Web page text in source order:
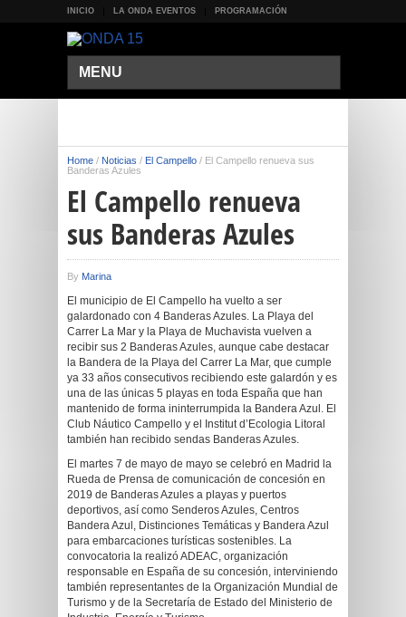
INICIO LA ONDA EVENTOS PROGRAMACIÓN
MENU
Home / Noticias / El Campello / El Campello renueva sus
Banderas Azules
El Campello renueva
sus Banderas Azules
By Marina
El municipio de El Campello ha vuelto a ser
galardonado con 4 Banderas Azules. La Playa del
Carrer La Mar y la Playa de Muchavista vuelven a
recibir sus 2 Banderas Azules, aunque cabe destacar
la Bandera de la Playa del Carrer La Mar, que cumple
ya 33 años consecutivos recibiendo este galardón y es
una de las únicas 5 playas en toda España que han
mantenido de forma ininterrumpida la Bandera Azul. El
Club Náutico Campello y el Institut d’Ecologia Litoral
también han recibido sendas Banderas Azules.
El martes 7 de mayo de mayo se celebró en Madrid la
Rueda de Prensa de comunicación de concesión en
2019 de Banderas Azules a playas y puertos
deportivos, así como Senderos Azules, Centros
Bandera Azul, Distinciones Temáticas y Bandera Azul
para embarcaciones turísticas sostenibles. La
convocatoria la realizó ADEAC, organización
responsable en España de su concesión, interviniendo
también representantes de la Organización Mundial de
Turismo y de la Secretaría de Estado del Ministerio de